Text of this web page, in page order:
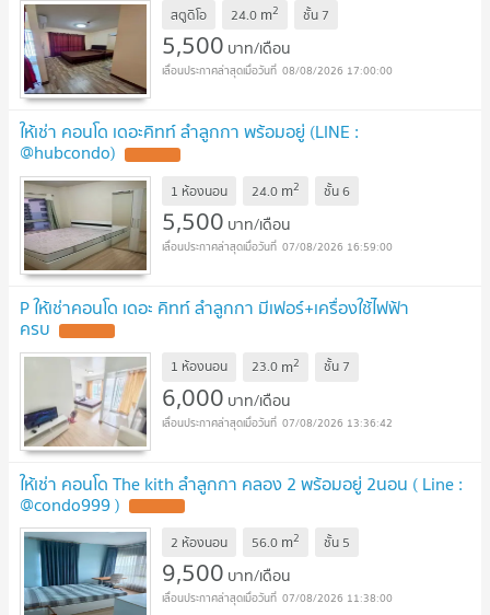
สตูดิโอ 24.0 m2 ชั้น 7
5,500 บาท/เดือน
08/08/2026 17:00:00
ให้เช่า คอนโด เดอะคิทท์ ลำลูกกา พร้อมอยู่ (LINE :
@hubcondo)
1 ห้องนอน 24.0 m2 ชั้น6
5,500 บาท/เดือน
07/08/2026 16:59:00
P ให้เช่าคอนโด เดอะ คิทท์ ลำลูกกา มีเฟอร์+เครื่องใช้ไฟฟ้า
ครบ
1 ห้องนอน 23.0 m2 ชั้น 7
6,000 บาท/เดือน
07/08/2026 13:36:42
ให้เช่า คอนโด The kith ลำลูกกา คลอง 2 พร้อมอยู่ 2นอน ( Line :
@condo999 )
2 ห้องนอน 56.0 m2 ชั้น 5
9,500 บาท/เดือน
07/08/2026 11:38:00